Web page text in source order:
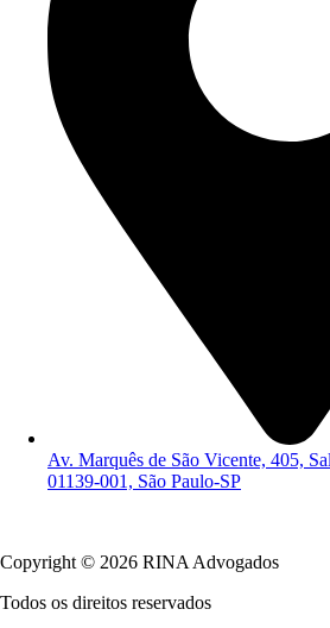
Av. Marquês de São Vicente, 405,
01139-001, São Paulo-SP
Copyright © 2026 RINA Advogados
Todos os direitos reservados